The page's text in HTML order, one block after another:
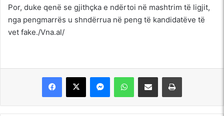
Por, duke qenë se gjithçka e ndërtoi në mashtrim të ligjit,
nga pengmarrës u shndërrua në peng të kandidatëve të
vet fake./Vna.al/